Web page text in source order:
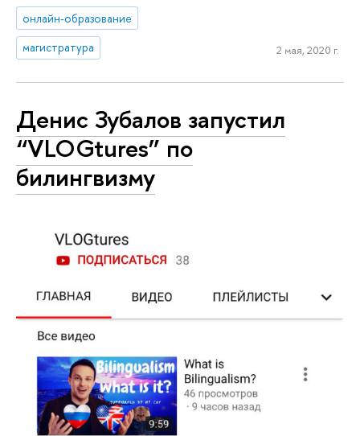
онлайн-образование
магистратура
2 мая, 2020 г.
Денис Зубалов запустил
“VLOGtures” по
билингвизму